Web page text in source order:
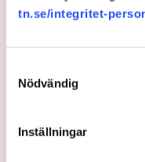
tn.se/integritet-
Nödvändig
Inställningar
Polisen kritiseras
Polisinspektör
Polisen använder